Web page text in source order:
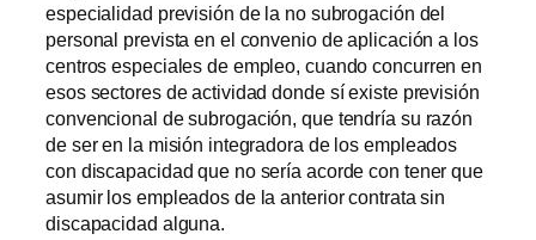
especialidad previsión de la no subrogación del
personal prevista en el convenio de aplicación a los
centros especiales de empleo, cuando concurren en
esos sectores de actividad donde sí existe previsión
convencional de subrogación, que tendría su razón
de ser en la misión integradora de los empleados
con discapacidad que no sería acorde con tener que
asumir los empleados de la anterior contrata sin
discapacidad alguna.